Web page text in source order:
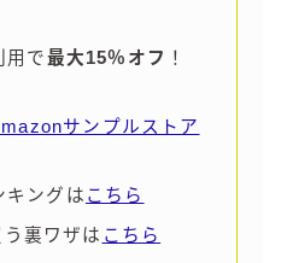
用で最大15％オフ ！
サンプルストア
キングは こちら
裏ワザは こちら